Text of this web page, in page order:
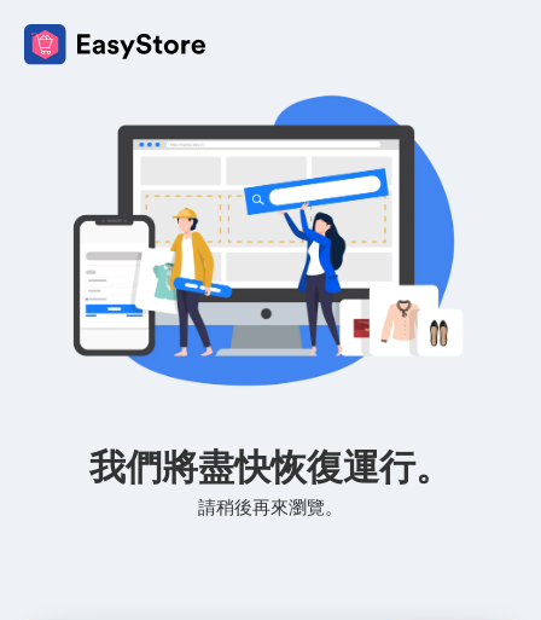
我們將盡快恢復運行。
請稍後再來瀏覽。